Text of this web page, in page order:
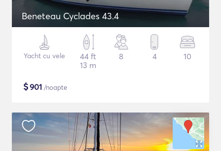
Beneteau Cyclades 43.4
Yacht cu vele
44 ft
13 m
8 4 10
$901 /noapte